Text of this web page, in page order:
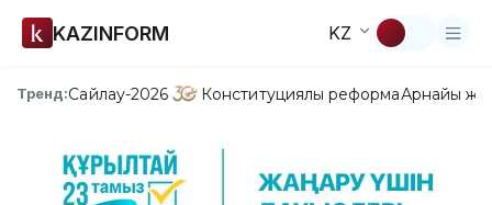
KAZINFORM KZ
Тренд:Сайлау-2026 Конституциялық реформаАрнайы